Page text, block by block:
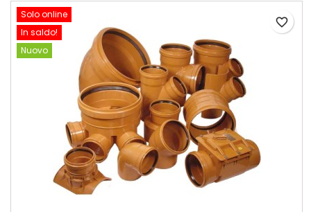
Solo online
In saldo!
Nuovo
favorite_border